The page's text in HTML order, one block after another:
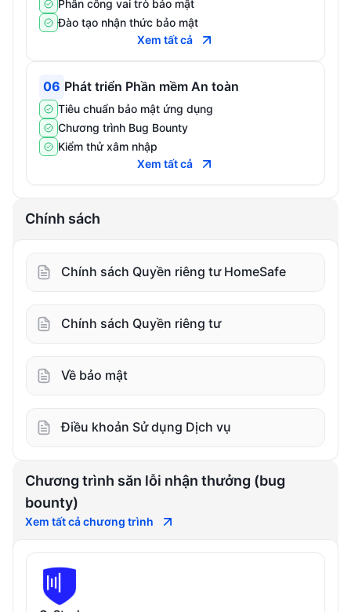
Phân công vai trò bảo mật
Đào tạo nhận thức bảo mật
Xem tất cả
06 Phát triển Phần mềm An toàn
Tiêu chuẩn bảo mật ứng dụng
Chương trình Bug Bounty
Kiểm thử xâm nhập
Xem tất cả
Chính sách
Chính sách Quyền riêng tư HomeSafe
Chính sách Quyền riêng tư
Về bảo mật
Điều khoản Sử dụng Dịch vụ
Chương trình săn lỗi nhận thưởng (bug
bounty)
Xem tất cả chương trình